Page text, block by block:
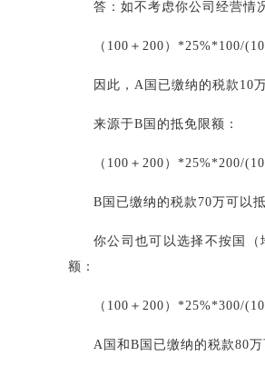
答：如不考虑你公司经营情
（100＋200）*25%*100/
因此，A国已缴纳的税款10
来源于B国的抵免限额：
（100＋200）*25%*200/
B国已缴纳的税款70万可以
你公司也可以选择不按国
额：
（100＋200）*25%*300/
A国和B国已缴纳的税款80